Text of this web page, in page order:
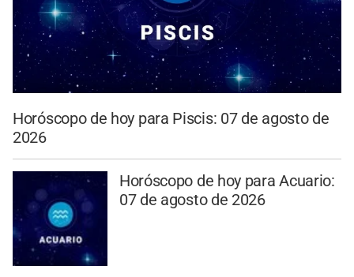
Horóscopo de hoy para Piscis: 07 de agosto de
2026
Horóscopo de hoy para Acuario:
07 de agosto de 2026